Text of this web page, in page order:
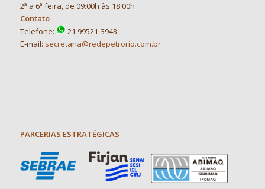
2ª a 6ª feira, de 09:00h às 18:00h
Contato
Telefone:
21 99521-3943
E-mail: secretaria@redepetrorio.com.br
PARCERIAS ESTRATÉGICAS